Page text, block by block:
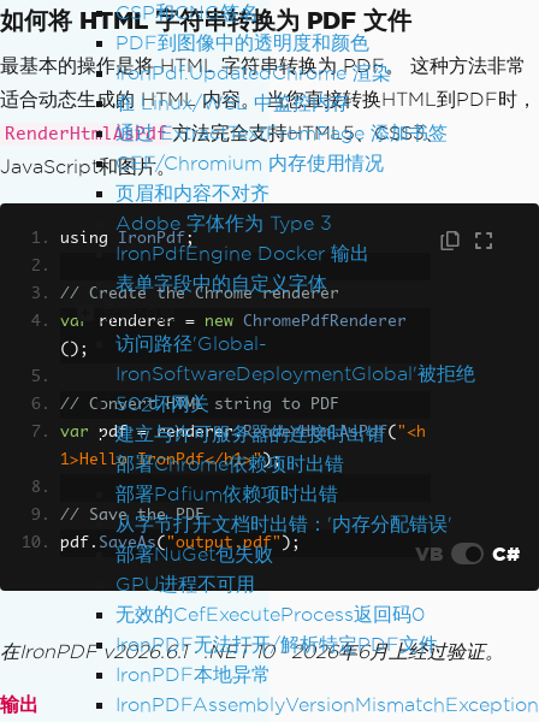
CSP和CNG签名
PDF到图像中的透明度和颜色
IronPdf.UpdatedChrome 渲染
在 Linux/WSL 中监控内存
通过 ExtractTextFromPage 添加书签
CEF/Chromium 内存使用情况
页眉和内容不对齐
Adobe 字体作为 Type 3
IronPdfEngine Docker 输出
表单字段中的自定义字体
异常消息
访问路径'Global-
IronSoftwareDeploymentGlobal'被拒绝
502坏网关
建立与许可服务器的连接时出错
部署Chrome依赖项时出错
部署Pdfium依赖项时出错
从字节打开文档时出错：'内存分配错误'
部署NuGet包失败
GPU进程不可用
无效的CefExecuteProcess返回码0
IronPDF无法打开/解析特定PDF文件
IronPDF本地异常
IronPDFAssemblyVersionMismatchException
如何将 HTML 字符串转换为 PDF 文件
最基本的操作是将 HTML 字符串转换为 PDF。 这种方法非常
适合动态生成的 HTML 内容。 当您直接转换HTML到PDF时，
RenderHtmlAsPdf 方法完全支持HTML5、CSS3、
JavaScript和图片。
using IronPdf ;
// Create the Chrome renderer
var
renderer = new
ChromePdfRenderer
();
// Convert HTML string to PDF
var pdf = renderer.RenderHtmlAsPdf( "<h
1>Hello IronPdf</h1>");
// Save the PDF
pdf . SaveAs( "output.pdf" ); VB C#
在IronPDF v2026.6.1 · .NET 10 · 2026年6月上经过验证。
输出